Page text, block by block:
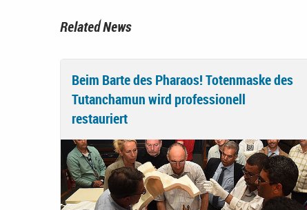
Related News
Beim Barte des Pharaos! Totenmaske des
Tutanchamun wird professionell
restauriert